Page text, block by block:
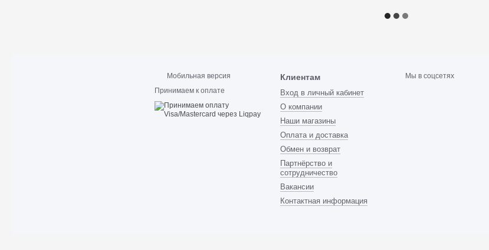
Мобильная версия
Принимаем к оплате
Клиентам
Вход в личный кабинет
О компании
Наши магазины
Оплата и доставка
Обмен и возврат
Партнёрство и
сотрудничество
Вакансии
Контактная информация
Мы в соцсетях